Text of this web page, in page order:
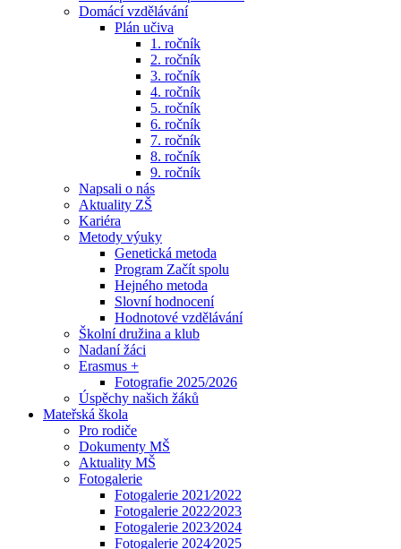
Domácí vzdělávání
Plán učiva
1. ročník
2. ročník
3. ročník
4. ročník
5. ročník
6. ročník
7. ročník
8. ročník
9. ročník
Napsali o nás
Aktuality ZŠ
Kariéra
Metody výuky
Genetická metoda
Program Začít spolu
Hejného metoda
Slovní hodnocení
Hodnotové vzdělávání
Školní družina a klub
Nadaní žáci
Erasmus +
Fotografie 2025/2026
Úspěchy našich žáků
Mateřská škola
Pro rodiče
Dokumenty MŠ
Aktuality MŠ
Fotogalerie
Fotogalerie 2021⁄2022
Fotogalerie 2022⁄2023
Fotogalerie 2023⁄2024
Fotogalerie 2024⁄2025